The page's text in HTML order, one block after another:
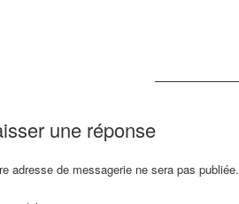
une réponse
adresse de messagerie ne sera pas publiée.